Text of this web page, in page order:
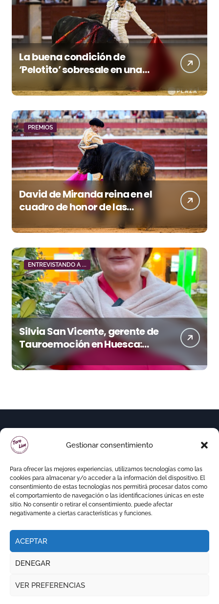
Gestionar consentimiento
Para ofrecer las mejores experiencias, utilizamos tecnologías como las
cookies para almacenar y/o acceder a la información del dispositivo. El
consentimiento de estas tecnologías nos permitirá procesar datos como
el comportamiento de navegación o las identificaciones únicas en este
sitio. No consentir o retirar el consentimiento, puede afectar
negativamente a ciertas características y funciones.
ACEPTAR
DENEGAR
VER PREFERENCIAS
La buena condición de
‘Pelotito’ sobresale en una
noche gris en Las Ventas
PREMIOS
David de Miranda reina en el
cuadro de honor de las
Colombinas 2026
ENTREVISTANDO A ...
Silvia San Vicente, gerente de
Tauroemoción en Huesca:
«Todas las figuras del toreo
quieren venir a esta feria»
Copyright © Todos los derechos reservados